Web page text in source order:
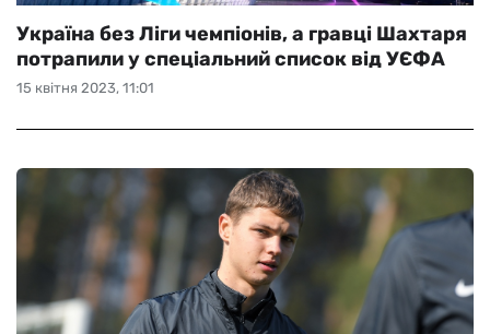
15 квітня 2023, 11:01
Україна без Ліги чемпіонів, а гравці Шахтаря
потрапили у спеціальний список від УЄФА